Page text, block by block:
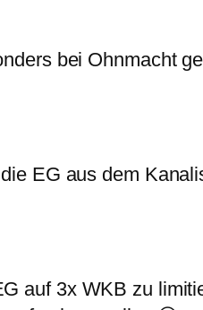
bei Ohnmacht
EG aus dem
auf 3x WKB zu